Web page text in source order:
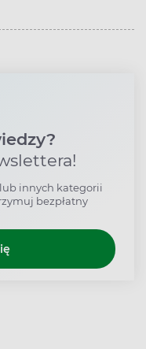
innych kategorii
bezpłatny